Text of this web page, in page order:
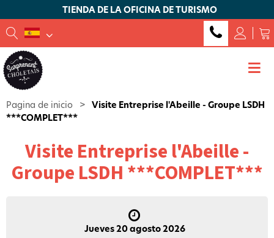
TIENDA DE LA OFICINA DE TURISMO
Pagina de inicio > Visite Entreprise l'Abeille - Groupe LSDH
***COMPLET***
Visite Entreprise l'Abeille -
Groupe LSDH ***COMPLET***
Jueves 20 agosto 2026